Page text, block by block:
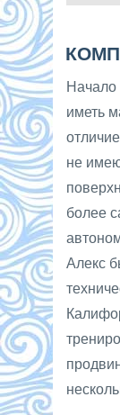
Начало
иметь
не
более
Алекс